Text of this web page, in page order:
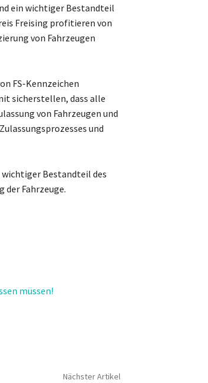
ein wichtiger Bestandteil
Freising profitieren von
von Fahrzeugen
FS-Kennzeichen
sicherstellen, dass alle
von Fahrzeugen und
und
wichtiger Bestandteil des
Fahrzeuge.
müssen!
Nächster Artikel